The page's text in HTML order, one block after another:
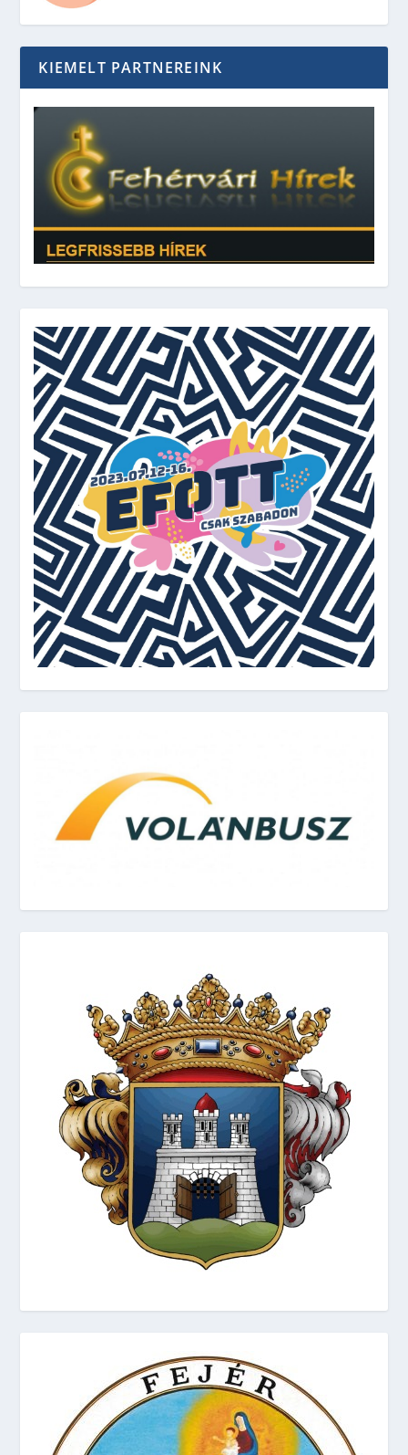
KIEMELT PARTNEREINK